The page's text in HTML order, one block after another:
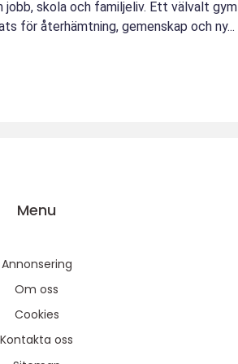
jobb, skola och familjeliv. Ett välvalt gym
för återhämtning, gemenskap och ny...
Menu
Annonsering
Om oss
Cookies
Kontakta oss